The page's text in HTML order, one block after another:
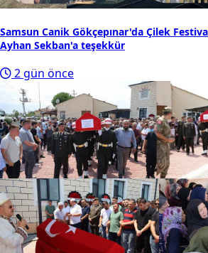
Samsun Canik Gökçepınar'da Çilek
Ayhan Sekban'a teşekkür
2 gün önce